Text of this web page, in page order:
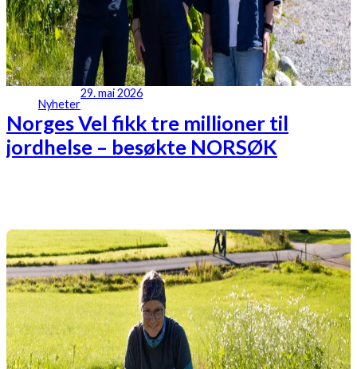
Nyheter
29. mai 2026
Norges Vel fikk tre millioner til
jordhelse – besøkte NORSØK